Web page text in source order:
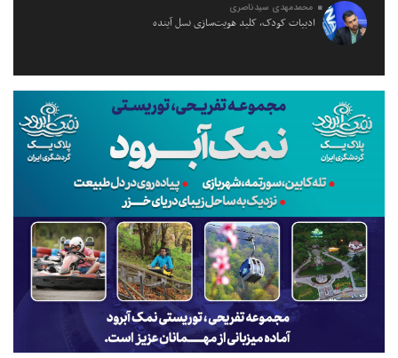
محمدمهدی سیدناصری
ادبیات کودک، کلید هویت‌سازی نسل آینده